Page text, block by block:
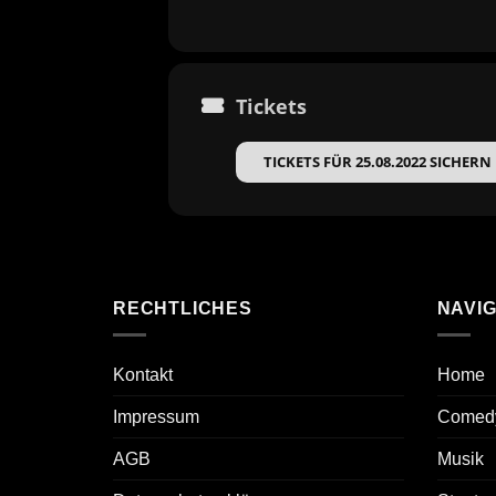
Tickets
TICKETS FÜR 25.08.2022 SICHERN
RECHTLICHES
Kontakt
Impressum
AGB
Home
Musik